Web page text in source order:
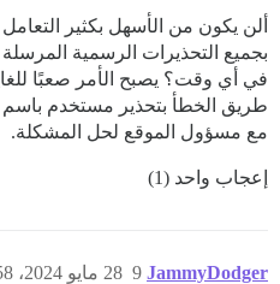
ألن يكون من الأسهل بكثير
بجميع التحذيرات الرسمية
في أي وقت؟ يصبح الأمر صعبًا
طريق الخطأ بتحذير مستخدم باسم
مع مسؤول الموقع لحل المشكلة.
إعجاب واحد (1)
JammyDodger 28 مايو 2024، 7:58م 9